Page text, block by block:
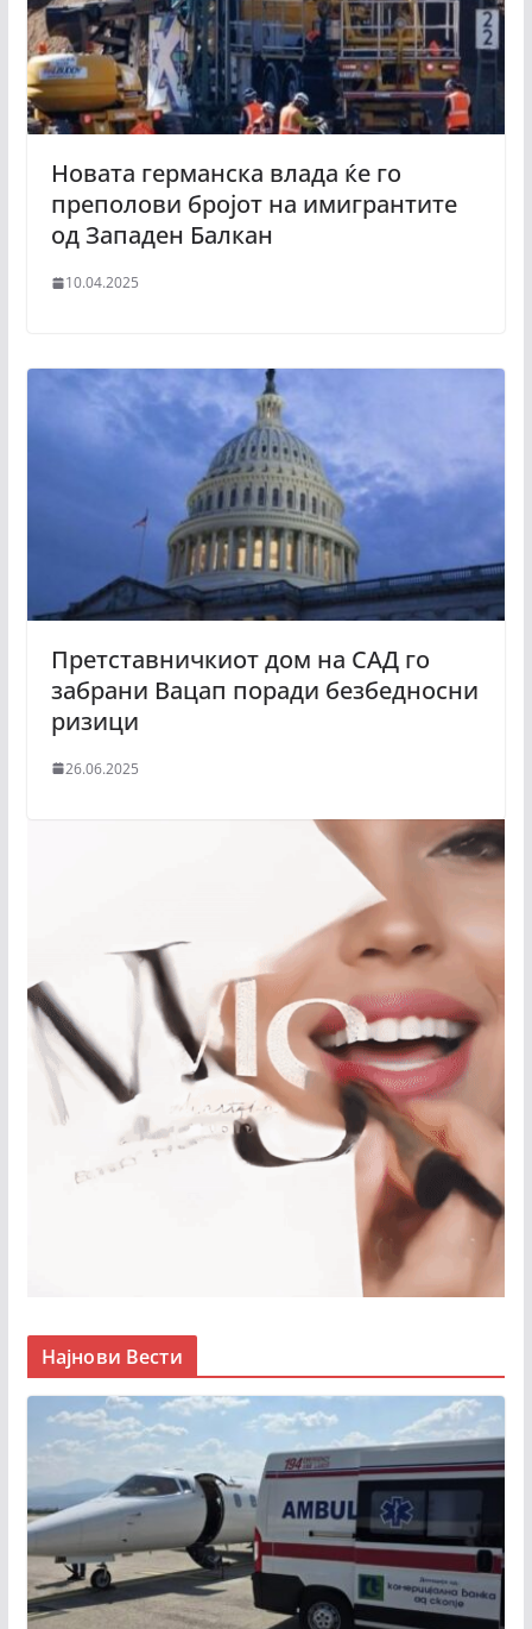
Новата германска влада ќе го
преполови бројот на имигрантите
од Западен Балкан
10.04.2025
Претставничкиот дом на САД го
забрани Вацaп поради безбедносни
ризици
26.06.2025
Најнови Вести